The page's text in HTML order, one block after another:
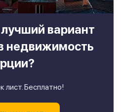
вариант
недвижимость
лист. Бесплатно!